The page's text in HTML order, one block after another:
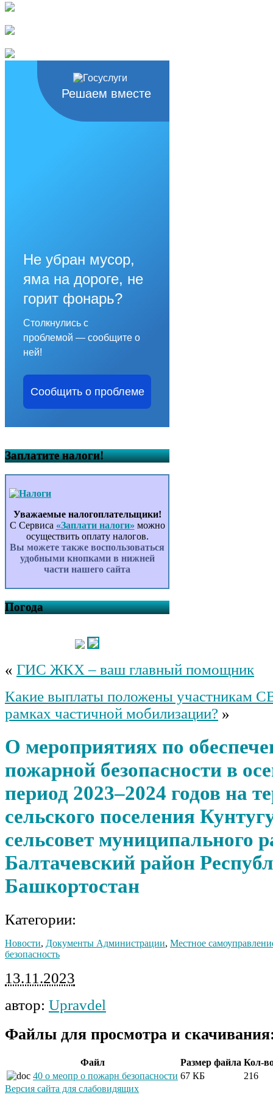
Решаем вместе
Не убран мусор,
яма на дороге, не
горит фонарь?
Столкнулись с
проблемой — сообщите о
ней!
Сообщить о проблеме
Заплатите налоги!
Уважаемые налогоплательщики!
С Сервиса «Заплати налоги» можно
осуществить оплату налогов.
Вы можете также воспользоваться
удобными кнопками в нижней
части нашего сайта
Погода
« ГИС ЖКХ – ваш главный помощник
Какие выплаты положены участникам
рамках частичной мобилизации? »
О мероприятиях по
пожарной безопасности в
период 2023–2024 годов на
сельского поселения
сельсовет муниципального
Балтачевский район
Башкортостан
Категории:
Новости, Документы Администрации, Местное
безопасность
13.11.2023
автор: Upravdel
Файлы для просмотра и
Файл Размер файла Кол-
40 о меопр о пожарн безопасности 67 КБ
216
Версия сайта для слабовидящих